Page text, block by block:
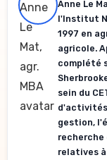
Anne Le
l'Institut
1997 en
agricole.
complété
sein du
d'activités
gestion,
recherche
relatives